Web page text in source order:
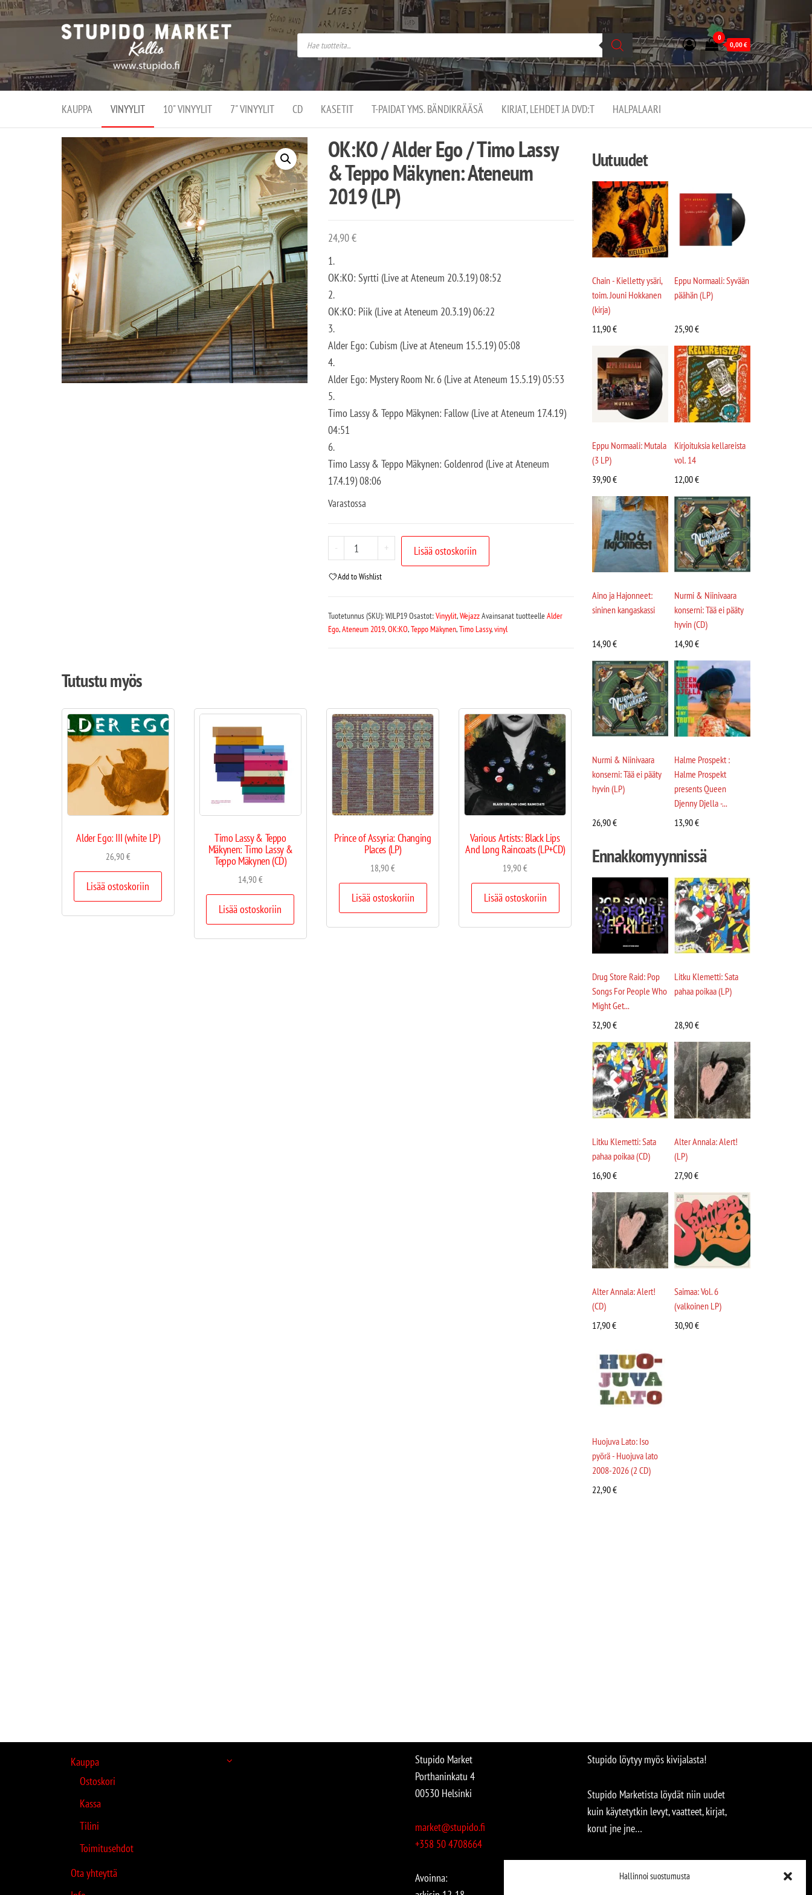
Hallinnoi suostumusta
Stupido
Market –
verkossa
ja
kivijalassa
Stupido Market on
vaihtoehtomusaan
erikoistunut
verkko- sekä
kivijalkakauppa
Helsingissä
Kallion
0
0,00€
KAUPPA VINYYLIT 10" VINYYLIT 7" VINYYLIT CD KASETIT T-PAIDAT YMS. BÄNDIKRÄÄSÄ KIRJAT, LEHDET JA DVD:T HALPALAARI
OK:KO / Alder Ego / Timo Lassy
& Teppo Mäkynen: Ateneum
2019 (LP)
24,90€
1.
OK:KO: Syrtti (Live at Ateneum 20.3.19) 08:52
2.
OK:KO: Piik (Live at Ateneum 20.3.19) 06:22
3.
Alder Ego: Cubism (Live at Ateneum 15.5.19) 05:08
4.
Alder Ego: Mystery Room Nr. 6 (Live at Ateneum 15.5.19) 05:53
5.
Timo Lassy & Teppo Mäkynen: Fallow (Live at Ateneum 17.4.19)
04:51
6.
Timo Lassy & Teppo Mäkynen: Goldenrod (Live at Ateneum
17.4.19) 08:06
Varastossa
- + Lisää ostoskoriin
Add to Wishlist
Tuotetunnus (SKU):WJLP19Osastot:Vinyylit,WejazzAvainsanat tuotteelleAlder
Ego,Ateneum 2019,OK:KO,Teppo Mäkynen,Timo Lassy,vinyl
Tutustu myös
Alder Ego: III (white LP)
26,90€
Lisää ostoskoriin
Timo Lassy & Teppo
Mäkynen: Timo Lassy &
Teppo Mäkynen (CD)
14,90€
Lisää ostoskoriin
Prince of Assyria: Changing
Places (LP)
18,90€
Lisää ostoskoriin
Various Artists: Black Lips
And Long Raincoats (LP+CD)
19,90€
Lisää ostoskoriin
Uutuudet
Chain - Kielletty ysäri,
toim. Jouni Hokkanen
(kirja)
11,90€
Eppu Normaali: Syvään
päähän (LP)
25,90€
Eppu Normaali: Mutala
(3 LP)
39,90€
Kirjoituksia kellareista
vol. 14
12,00€
Aino ja Hajonneet:
sininen kangaskassi
14,90€
Nurmi & Niinivaara
konserni: Tää ei pääty
hyvin (CD)
14,90€
Nurmi & Niinivaara
konserni: Tää ei pääty
hyvin (LP)
26,90€
Halme Prospekt :
Halme Prospekt
presents Queen
Djenny Djella -...
13,90€
Ennakkomyynnissä
Drug Store Raid: Pop
Songs For People Who
Might Get...
32,90€
Litku Klemetti: Sata
pahaa poikaa (LP)
28,90€
Litku Klemetti: Sata
pahaa poikaa (CD)
16,90€
Alter Annala: Alert!
(LP)
27,90€
Alter Annala: Alert!
(CD)
17,90€
Saimaa: Vol. 6
(valkoinen LP)
30,90€
Huojuva Lato: Iso
pyörä - Huojuva lato
2008-2026 (2 CD)
22,90€
Kauppa
Ostoskori
Kassa
Tilini
Toimitusehdot
Ota yhteyttä
Stupido Market
Porthaninkatu 4
00530 Helsinki
market@stupido.fi
+358 50 4708664
Avoinna:
Stupido löytyy myös kivijalasta!
Stupido Marketista löydät niin uudet
kuin käytetytkin levyt, vaatteet, kirjat,
korut jne jne…